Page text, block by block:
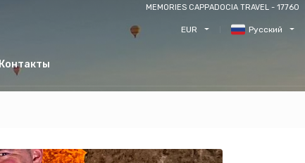
MEMORIES CAPPADOCIA TRAVEL - 17760
EUR Русский
Контакты